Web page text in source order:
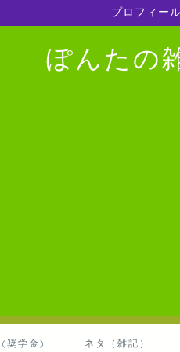
プロフィー
ぽんたの
奨学金) ネタ（雑記）